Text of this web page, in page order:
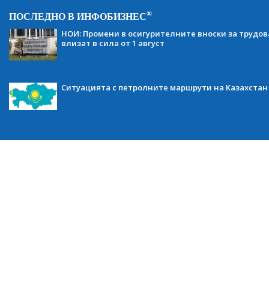
ПОСЛЕДНО В ИНФОБИЗНЕС®
НОИ: Промени в осигурителните вноски за
влизат в сила от 1 август
Ситуацията с петролните маршрути на Казахстан